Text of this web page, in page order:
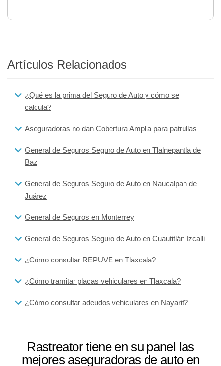
Artículos Relacionados
¿Qué es la prima del Seguro de Auto y cómo se
calcula?
Aseguradoras no dan Cobertura Amplia para patrullas
General de Seguros Seguro de Auto en Tlalnepantla de
Baz
General de Seguros Seguro de Auto en Naucalpan de
Juárez
General de Seguros en Monterrey
General de Seguros Seguro de Auto en Cuautitlán Izcalli
¿Cómo consultar REPUVE en Tlaxcala?
¿Cómo tramitar placas vehiculares en Tlaxcala?
¿Cómo consultar adeudos vehiculares en Nayarit?
Rastreator tiene en su panel las
mejores aseguradoras de auto en